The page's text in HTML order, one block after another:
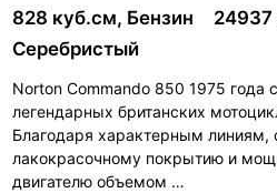
828 куб.см, Бензин 24937
Серебристый
Norton Commando 850 1975 года
легендарных британских
Благодаря характерным линиям,
лакокрасочному покрытию и
двигателю объемом …